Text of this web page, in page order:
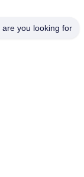
you looking for?